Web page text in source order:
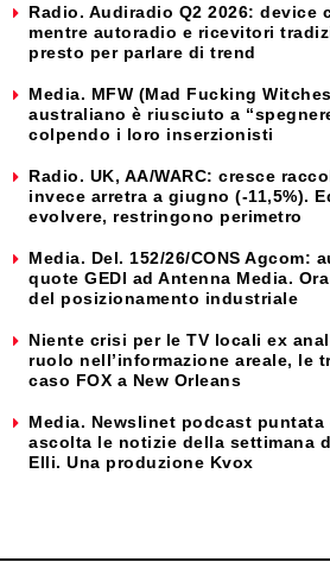
Radio. Audiradio Q2 2026: device
mentre autoradio e ricevitori
presto per parlare di trend
Media. MFW (Mad Fucking
australiano è riusciuto a
colpendo i loro inserzionisti
Radio. UK, AA/WARC: cresce
invece arretra a giugno (-11,5%).
evolvere, restringono perimetro
Media. Del. 152/26/CONS Agcom:
quote GEDI ad Antenna Media.
del posizionamento industriale
Niente crisi per le TV locali ex
ruolo nell’informazione areale, le
caso FOX a New Orleans
Media. Newslinet podcast puntata
ascolta le notizie della settimana
Elli. Una produzione Kvox